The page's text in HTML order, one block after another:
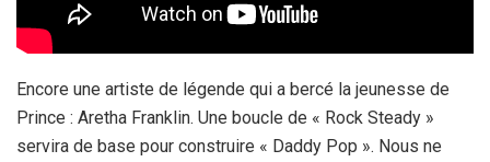
Encore une artiste de légende qui a bercé la jeunesse de
Prince : Aretha Franklin. Une boucle de « Rock Steady »
servira de base pour construire « Daddy Pop ». Nous ne